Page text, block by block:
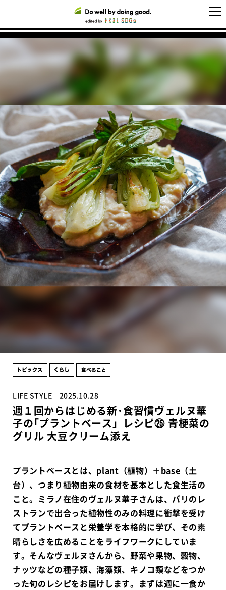
LIFE STYLE 2025.10.28
週１回からはじめる新･食習慣ヴェルヌ華
子の｢プラントベース」レシピ㉕ 青梗菜の
グリル 大豆クリーム添え
プラントベースとは、plant（植物）＋base（土
台）、つまり植物由来の食材を基本とした食生活の
こと。ミラノ在住のヴェルヌ華子さんは、パリのレ
ストランで出合った植物性のみの料理に衝撃を受け
てプラントベースと栄養学を本格的に学び、その素
晴らしさを広めることをライフワークにしていま
す。そんなヴェルヌさんから、野菜や果物、穀物、
ナッツなどの種子類、海藻類、キノコ類などをつか
った旬のレシピをお届けします。まずは週に一食か